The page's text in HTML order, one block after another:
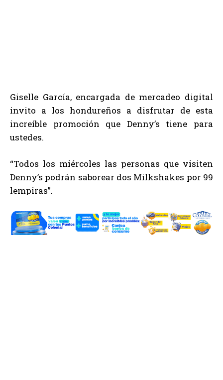
Giselle García, encargada de mercadeo digital
invito a los hondureños a disfrutar de esta
increíble promoción que Denny’s tiene para
ustedes.
“Todos los miércoles las personas que visiten
Denny’s podrán saborear dos Milkshakes por 99
lempiras”.